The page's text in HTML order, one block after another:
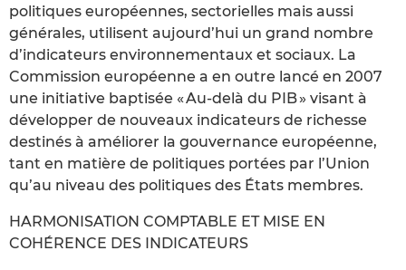
politiques européennes, sectorielles mais aussi
générales, utilisent aujourd’hui un grand nombre
d’indicateurs environnementaux et sociaux. La
Commission européenne a en outre lancé en 2007
une initiative baptisée « Au-delà du PIB » visant à
développer de nouveaux indicateurs de richesse
destinés à améliorer la gouvernance européenne,
tant en matière de politiques portées par l’Union
qu’au niveau des politiques des États membres.
HARMONISATION COMPTABLE ET MISE EN
COHÉRENCE DES INDICATEURS